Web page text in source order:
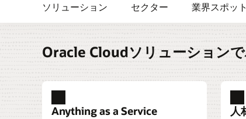
ソリューション セクター 業界スポッ
Oracle Cloudソリューション
Anything as a Service 人